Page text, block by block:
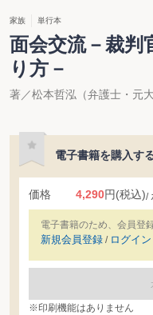
家族 単行本
面会交流－裁判
り方－
著／松本哲泓（弁護士・元
電子書籍を購入す
価格 4,290円(税込)
電子書籍のため、会員登
新規会員登録 / ログイン
※印刷機能はありません